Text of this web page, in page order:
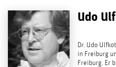
Udo
Dr. Udo
in Freiburg
Freiburg. Er